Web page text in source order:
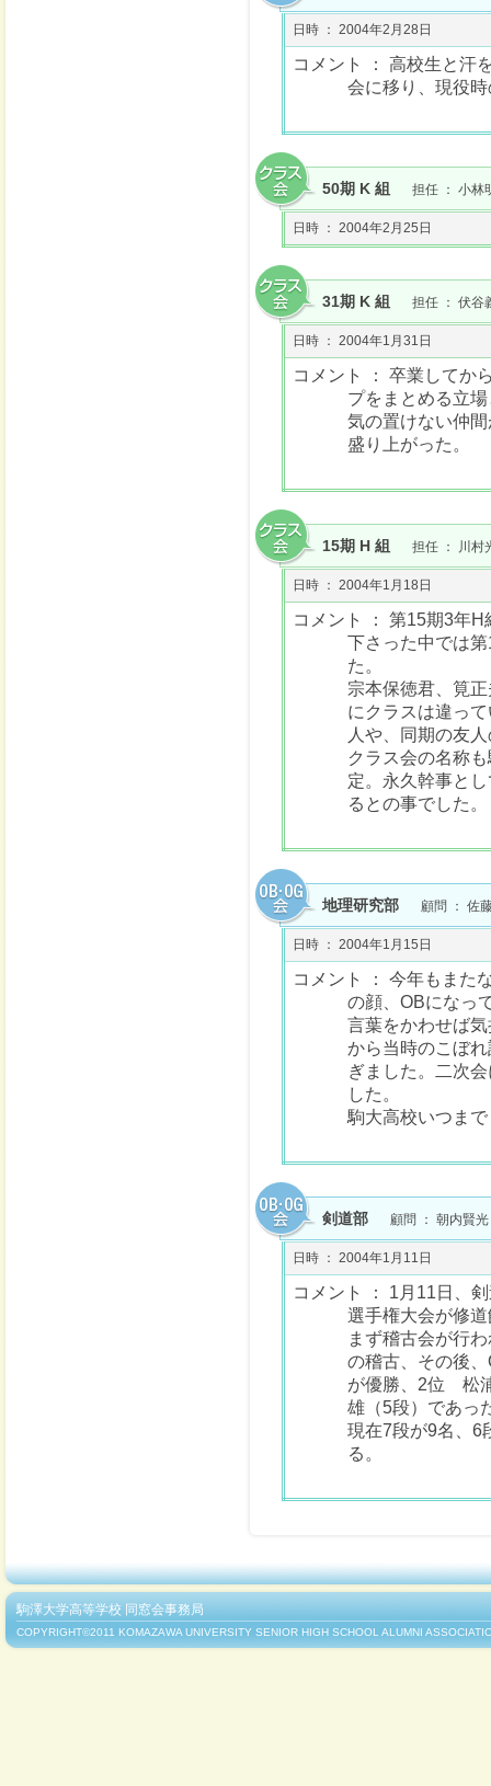
日時 ： 2004年2月28日
コメント ： 高校生と汗
会に移り、現役
50期 K 組 担任 ： 小林
日時 ： 2004年2月25日
31期 K 組 担任 ： 伏谷
日時 ： 2004年1月31日
コメント ： 卒業してか
プをまとめる立
気の置けない仲
盛り上がった。
15期 H 組 担任 ： 川村
日時 ： 2004年1月18日
コメント ： 第15期3年
下さった中では
た。
宗本保徳君、筧
にクラスは違っ
人や、同期の友
クラス会の名称
定。永久幹事と
るとの事でした。
地理研究部 顧問 ：
日時 ： 2004年1月15日
コメント ： 今年もまた
の顔、OBになっ
言葉をかわせば
から当時のこぼ
ぎました。二次
した。
駒大高校いつま
剣道部 顧問 ： 朝内賢
日時 ： 2004年1月11日
コメント ： 1月11日、
選手権大会が修
まず稽古会が行
の稽古、その後
が優勝、2位 松
雄（5段）であっ
現在7段が9名、6
る。
駒澤大学高等学校 同窓会事務局
COPYRIGHT©2011 KOMAZAWA UNIVERSITY SENIOR HIGH SCHOOL ALUMNI